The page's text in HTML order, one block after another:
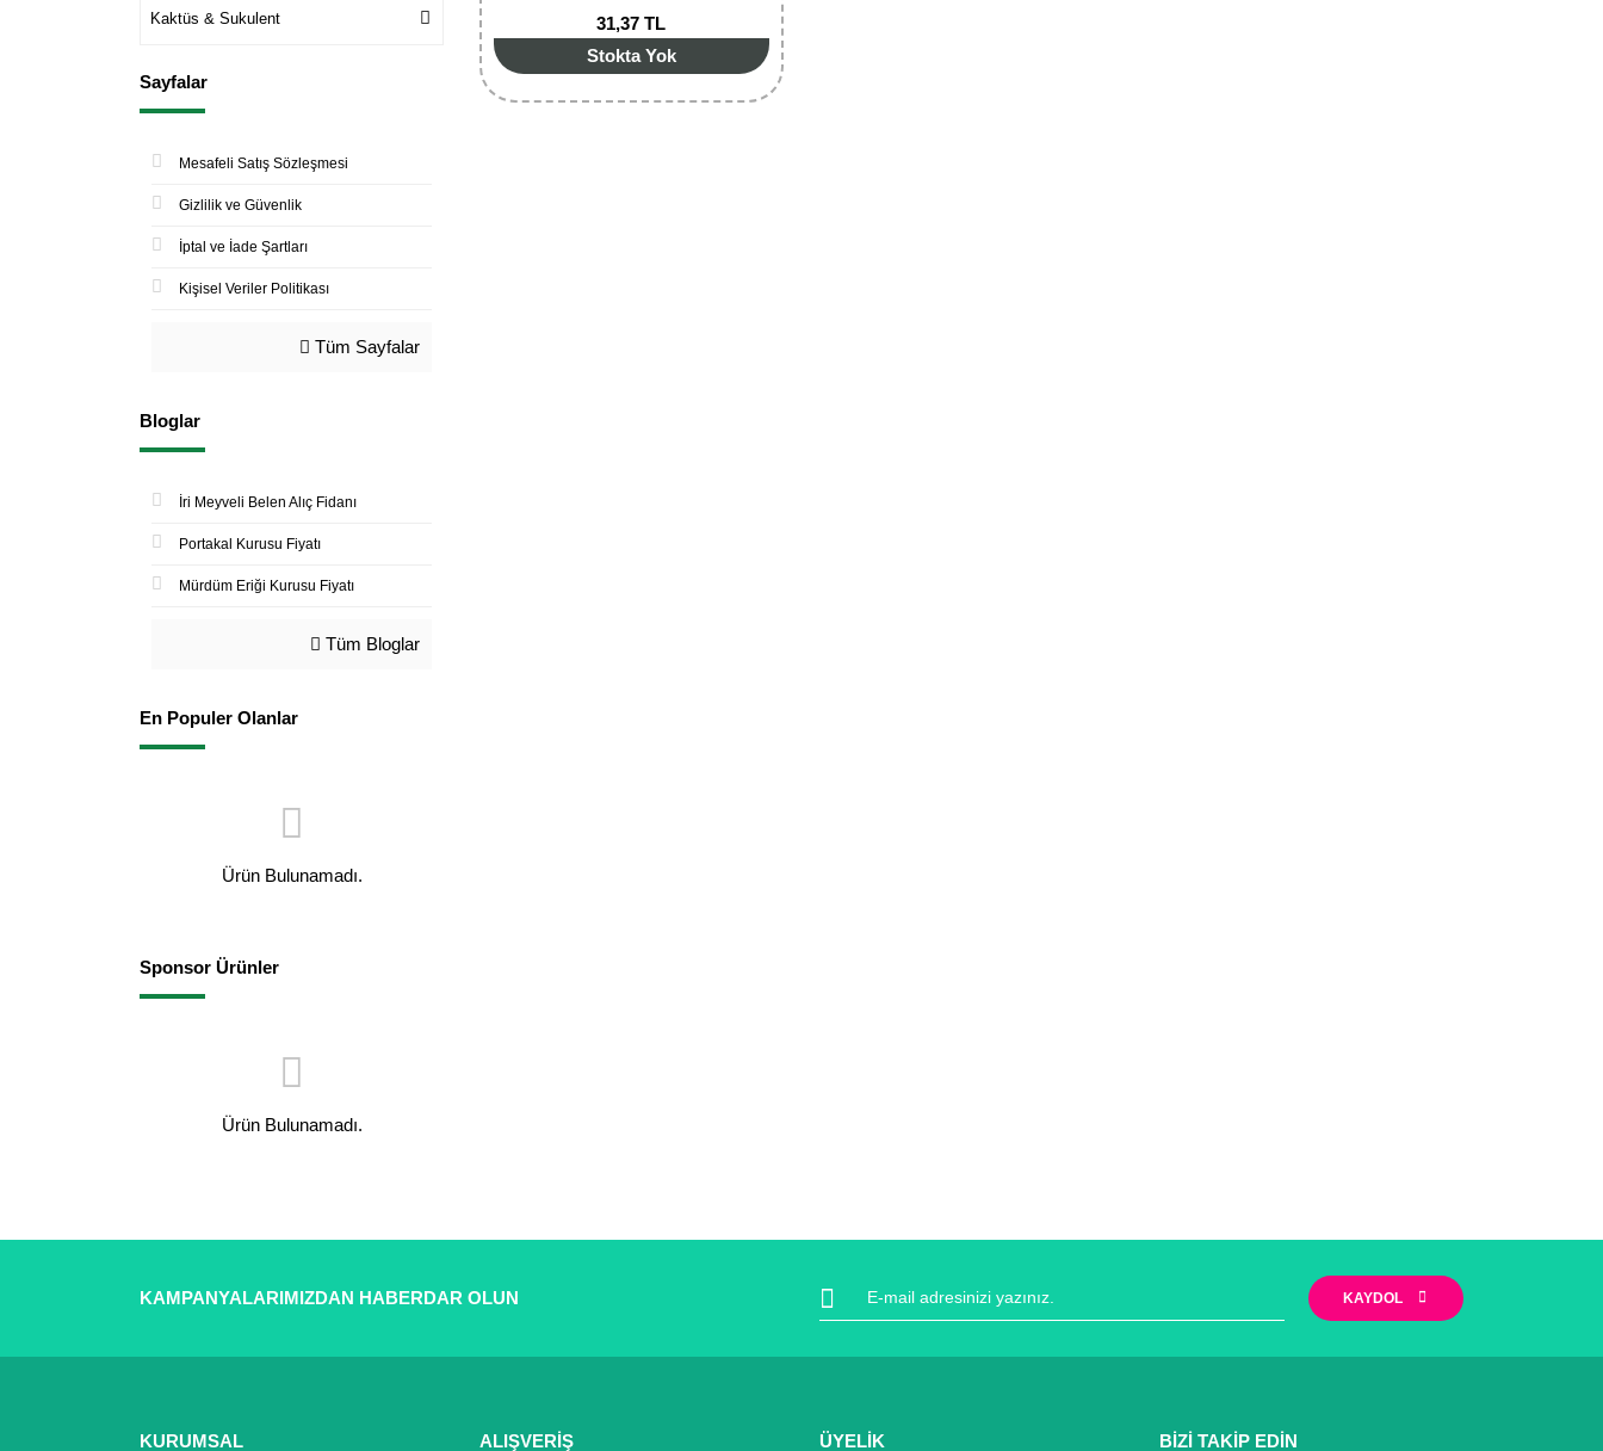
Kaktüs & Sukulent
Sayfalar
Mesafeli Satış Sözleşmesi
Gizlilik ve Güvenlik
İptal ve İade Şartları
Kişisel Veriler Politikası
Tüm Sayfalar
Bloglar
İri Meyveli Belen Alıç Fidanı
Portakal Kurusu Fiyatı
Mürdüm Eriği Kurusu Fiyatı
Tüm Bloglar
En Populer Olanlar
Ürün Bulunamadı.
Sponsor Ürünler
Ürün Bulunamadı.
31,37 TL
Stokta Yok
KAMPANYALARIMIZDAN HABERDAR OLUN KAYDOL
KURUMSAL ALIŞVERİŞ ÜYELİK BİZİ TAKİP EDİN